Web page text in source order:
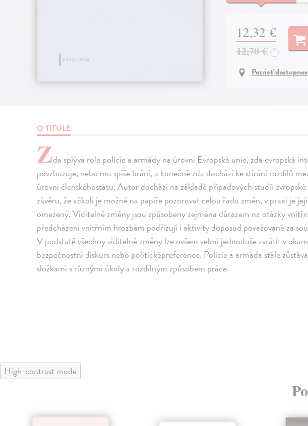
12,32 €
12,70 € ?
Pozrieť
O TITULE
Zda splývá role policie a armády na úrovni Evropské unie, zda evropská
povzbuzuje, nebo mu spíše brání, a konečně zda dochází ke stírání rozdílů
úrovni členskéhostátu. Autor dochází na základě případových studií
závěru, že ačkoli je možné na papíře pozorovat celou řadu změn, v praxi je
omezený. Viditelné změny jsou způsobeny zejména důrazem na otázky
předcházení vnitřním hrozbám podřizují i aktivity doposud považované za
V podstatě všechny viditelné změny lze ovšem velmi jednoduše zvrátit v
bezpečnostní diskurs nebo politicképreference. Policie a armáda stále
složkami s různými úkoly a rozdílným způsobem práce.
High-contrast mode